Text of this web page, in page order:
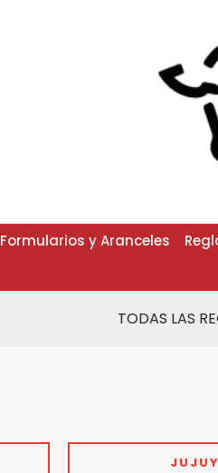
Formularios y Aranceles
TODAS LAS
JUJUY